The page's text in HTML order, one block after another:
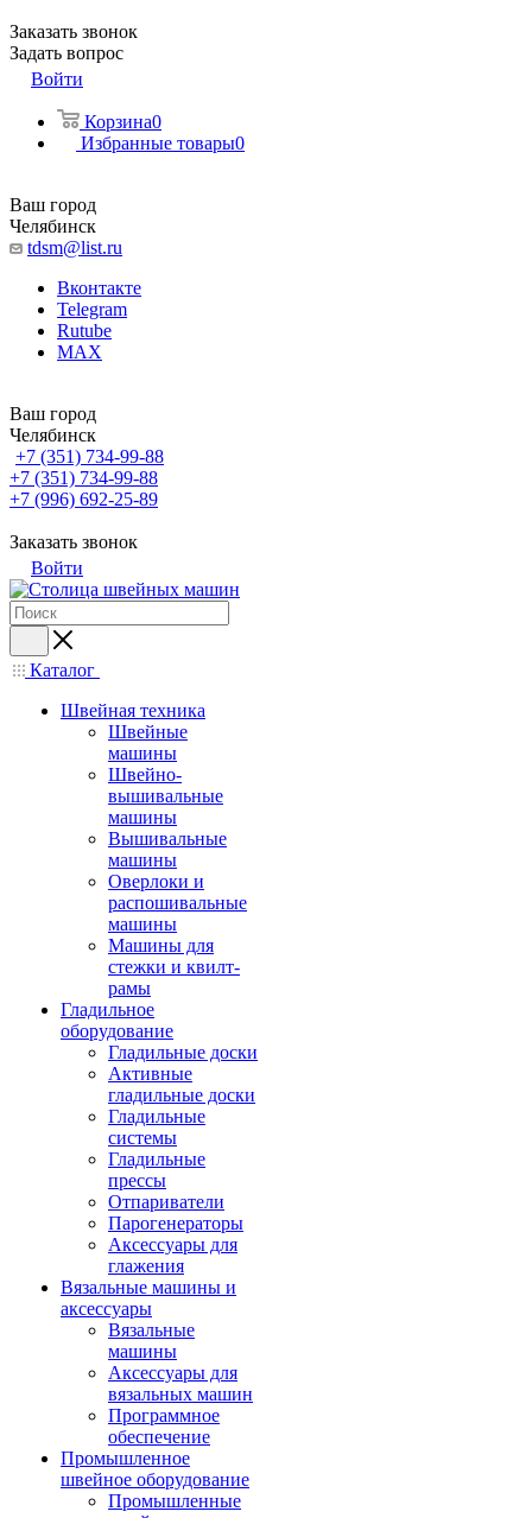
Заказать звонок
Задать вопрос
Войти
Корзина0
Избранные товары0
Ваш город
Челябинск
tdsm@list.ru
Вконтакте
Telegram
Rutube
MAX
Ваш город
Челябинск
+7 (351) 734-99-88
+7 (351) 734-99-88
+7 (996) 692-25-89
Заказать звонок
Войти
Каталог
Швейная техника
Швейные
машины
Швейно-
вышивальные
машины
Вышивальные
машины
Оверлоки и
распошивальные
машины
Машины для
стежки и квилт-
рамы
Гладильное
оборудование
Гладильные доски
Активные
гладильные доски
Гладильные
системы
Гладильные
прессы
Отпариватели
Парогенераторы
Аксессуары для
глажения
Вязальные машины и
аксессуары
Вязальные
машины
Аксессуары для
вязальных машин
Программное
обеспечение
Промышленное
швейное оборудование
Промышленные